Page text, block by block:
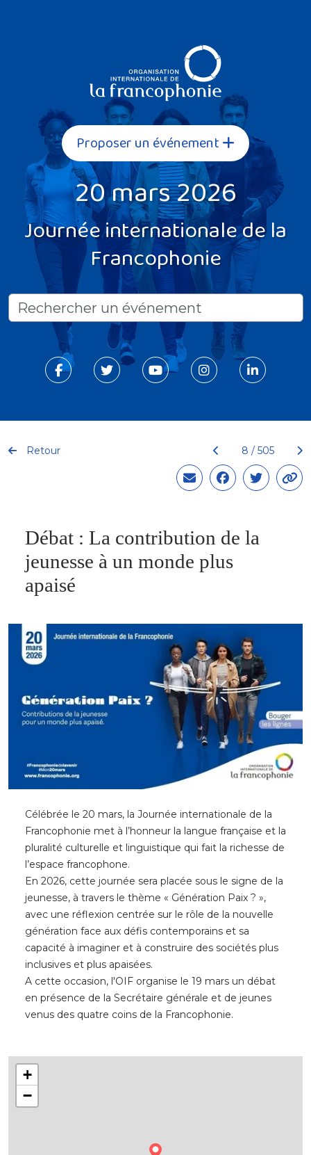
Proposer un événement
20 mars 2026
Journée internationale de la
Francophonie
Retour 8 / 505
Débat : La contribution de la
jeunesse à un monde plus
apaisé
Célébrée le 20 mars, la Journée internationale de la
Francophonie met à l’honneur la langue française et la
pluralité culturelle et linguistique qui fait la richesse de
l’espace francophone.
En 2026, cette journée sera placée sous le signe de la
jeunesse, à travers le thème « Génération Paix ? »,
avec une réflexion centrée sur le rôle de la nouvelle
génération face aux défis contemporains et sa
capacité à imaginer et à construire des sociétés plus
inclusives et plus apaisées.
A cette occasion, l'OIF organise le 19 mars un débat
en présence de la Secrétaire générale et de jeunes
venus des quatre coins de la Francophonie.
+
−